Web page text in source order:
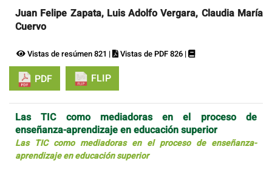
Juan Felipe Zapata, Luis Adolfo Vergara, Claudia María
Cuervo
Vistas de resúmen 821 | Vistas de PDF 826 |
PDF FLIP
Las TIC como mediadoras en el proceso de
enseñanza-aprendizaje en educación superior
Las TIC como mediadoras en el proceso de enseñanza-
aprendizaje en educación superior